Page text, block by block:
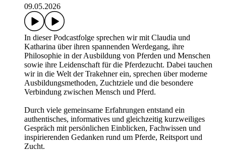
09.05.2026
In dieser Podcastfolge sprechen wir mit Claudia und
Katharina über ihren spannenden Werdegang, ihre
Philosophie in der Ausbildung von Pferden und Menschen
sowie ihre Leidenschaft für die Pferdezucht. Dabei tauchen
wir in die Welt der Trakehner ein, sprechen über moderne
Ausbildungsmethoden, Zuchtziele und die besondere
Verbindung zwischen Mensch und Pferd.
Durch viele gemeinsame Erfahrungen entstand ein
authentisches, informatives und gleichzeitig kurzweiliges
Gespräch mit persönlichen Einblicken, Fachwissen und
inspirierenden Gedanken rund um Pferde, Reitsport und
Zucht.